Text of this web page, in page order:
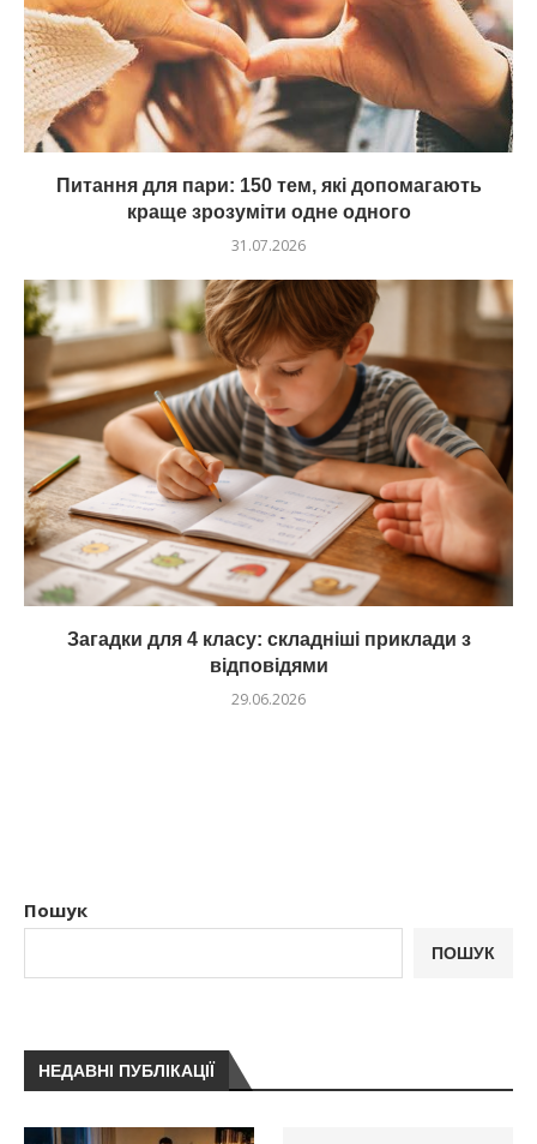
Питання для пари: 150 тем, які допомагають
краще зрозуміти одне одного
31.07.2026
Загадки для 4 класу: складніші приклади з
відповідями
29.06.2026
Пошук
ПОШУК
НЕДАВНІ ПУБЛІКАЦІЇ